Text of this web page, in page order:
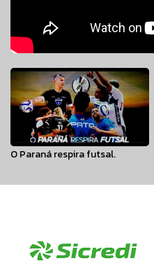
O Paraná respira futsal.